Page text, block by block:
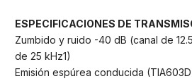
ESPECIFICACIONES DE
Zumbido y ruido -40 dB (canal de
de 25 kHz1)
Emisión espúrea conducida